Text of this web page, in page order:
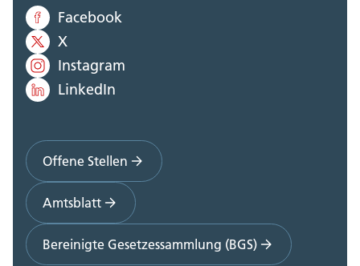
Facebook
X
Instagram
LinkedIn
Offene Stellen
Amtsblatt
Bereinigte Gesetzessammlung (BGS)